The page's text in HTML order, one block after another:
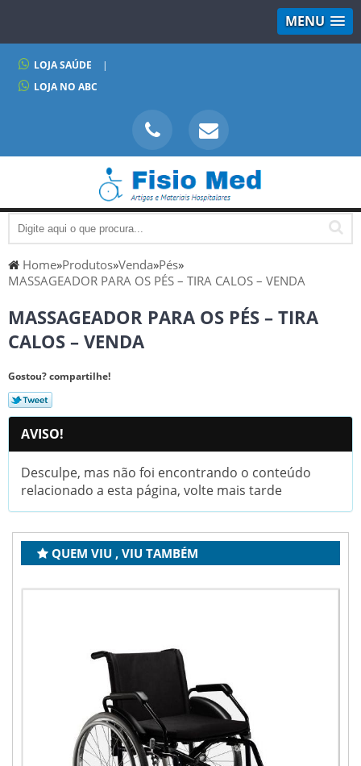
MENU
LOJA SAÚDE
|
LOJA NO ABC
Home»Produtos»Venda»Pés»
MASSAGEADOR PARA OS PÉS – TIRA CALOS – VENDA
MASSAGEADOR PARA OS PÉS – TIRA
CALOS – VENDA
Gostou? compartilhe!
AVISO!
Desculpe, mas não foi encontrando o conteúdo
relacionado a esta página, volte mais tarde
QUEM VIU , VIU TAMBÉM